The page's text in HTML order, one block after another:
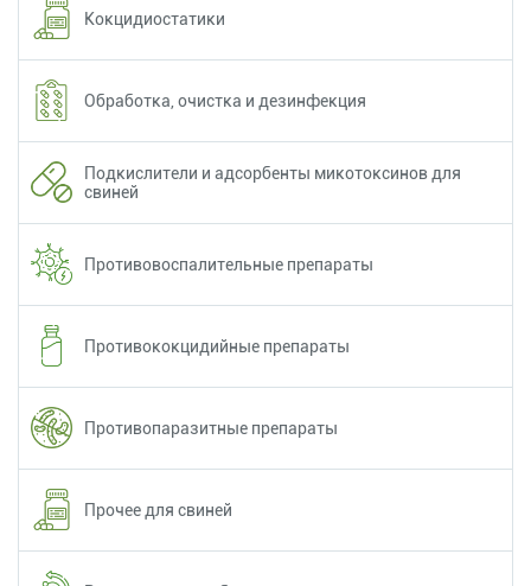
Кокцидиостатики
Обработка, очистка и дезинфекция
Подкислители и адсорбенты микотоксинов для
свиней
Противовоспалительные препараты
Противококцидийные препараты
Противопаразитные препараты
Прочее для свиней